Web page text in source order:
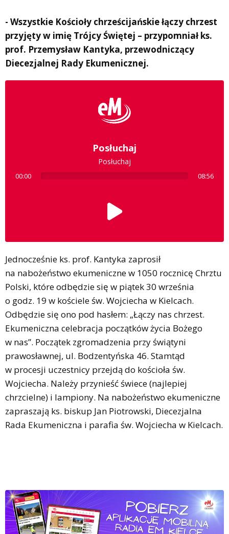
- Wszystkie Kościoły chrześcijańskie łączy chrzest
przyjęty w imię Trójcy Świętej – przypomniał ks.
prof. Przemysław Kantyka, przewodniczący
Diecezjalnej Rady Ekumenicznej.
Posłuchaj
Posłuchaj
00:00 08:56
Jednocześnie ks. prof. Kantyka zaprosił
na nabożeństwo ekumeniczne w 1050 rocznicę Chrztu
Polski, które odbędzie się w piątek 30 września
o godz. 19 w kościele św. Wojciecha w Kielcach.
Odbędzie się ono pod hasłem: „Łączy nas chrzest.
Ekumeniczna celebracja początków życia Bożego
w nas”. Początek zgromadzenia przy świątyni
prawosławnej, ul. Bodzentyńska 46. Stamtąd
w procesji uczestnicy przejdą do kościoła św.
Wojciecha. Należy przynieść świece (najlepiej
chrzcielne) i lampiony. Na nabożeństwo ekumeniczne
zapraszają ks. biskup Jan Piotrowski, Diecezjalna
Rada Ekumeniczna i parafia św. Wojciecha w Kielcach.